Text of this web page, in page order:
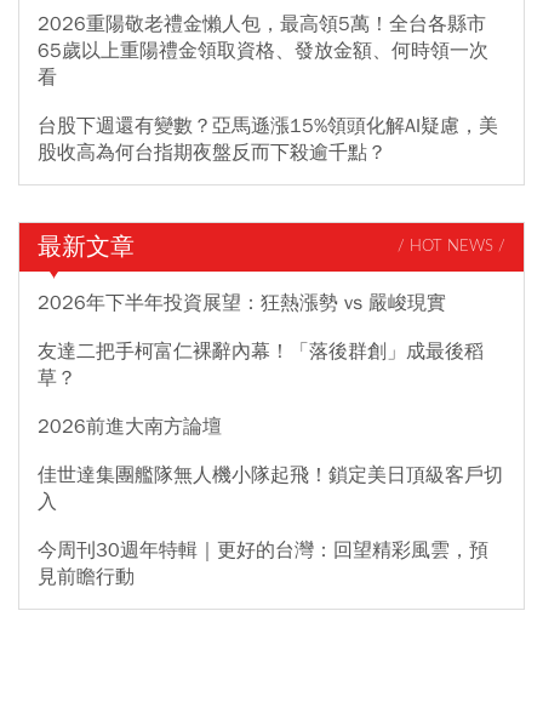
2026重陽敬老禮金懶人包，最高領5萬！全台各縣市
65歲以上重陽禮金領取資格、發放金額、何時領一次
看
台股下週還有變數？亞馬遜漲15%領頭化解AI疑慮，美
股收高為何台指期夜盤反而下殺逾千點？
最新文章 / HOT NEWS /
2026年下半年投資展望：狂熱漲勢 vs 嚴峻現實
友達二把手柯富仁裸辭內幕！「落後群創」成最後稻
草？
2026前進大南方論壇
佳世達集團艦隊無人機小隊起飛！鎖定美日頂級客戶切
入
今周刊30週年特輯｜更好的台灣：回望精彩風雲，預
見前瞻行動